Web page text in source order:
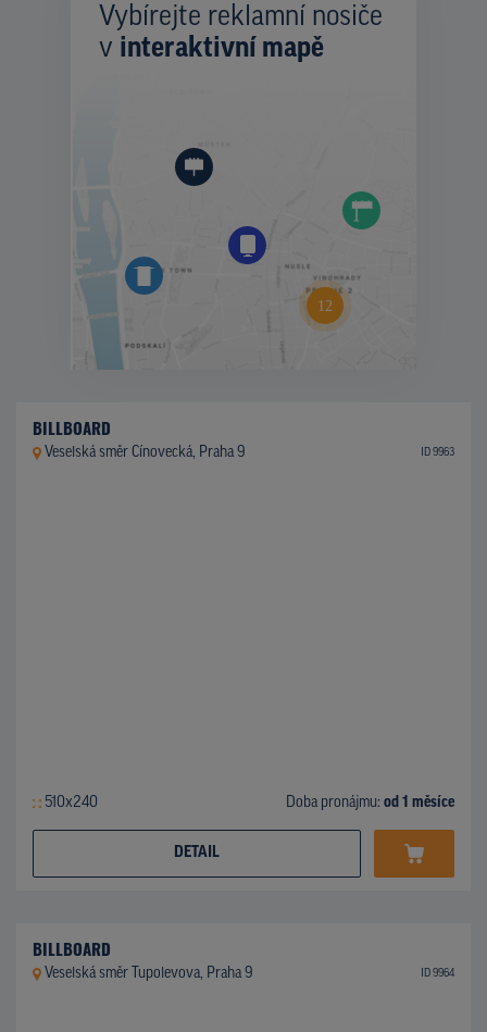
Vybírejte reklamní nosiče
v interaktivní mapě
BILLBOARD
Veselská směr Cínovecká, Praha 9 ID 9963
510x240 Doba pronájmu: od 1 měsíce
DETAIL
BILLBOARD
Veselská směr Tupolevova, Praha 9 ID 9964